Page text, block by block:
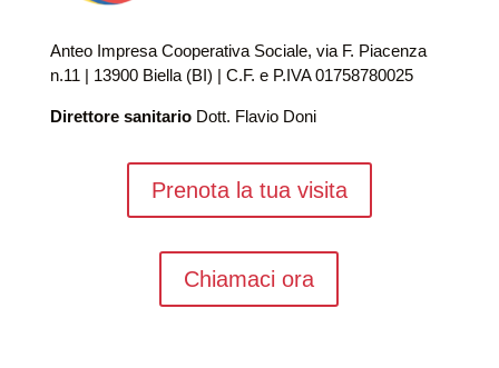
Anteo Impresa Cooperativa Sociale, via F. Piacenza
n.11 | 13900 Biella (BI) | C.F. e P.IVA 01758780025
Direttore sanitario Dott. Flavio Doni
Prenota la tua visita
Chiamaci ora